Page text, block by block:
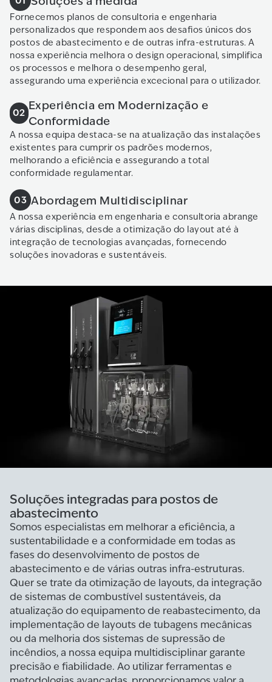
Fornecemos planos de consultoria e engenharia
personalizados que respondem aos desafios únicos dos
postos de abastecimento e de outras infra-estruturas. A
nossa experiência melhora o design operacional, simplifica
os processos e melhora o desempenho geral,
assegurando uma experiência excecional para o utilizador.
02
Experiência em Modernização e
Conformidade
A nossa equipa destaca-se na atualização das instalações
existentes para cumprir os padrões modernos,
melhorando a eficiência e assegurando a total
conformidade regulamentar.
03 Abordagem Multidisciplinar
A nossa experiência em engenharia e consultoria abrange
várias disciplinas, desde a otimização do layout até à
integração de tecnologias avançadas, fornecendo
soluções inovadoras e sustentáveis.
Soluções integradas para postos de
abastecimento
Somos especialistas em melhorar a eficiência, a
sustentabilidade e a conformidade em todas as
fases do desenvolvimento de postos de
abastecimento e de várias outras infra-estruturas.
Quer se trate da otimização de layouts, da integração
de sistemas de combustível sustentáveis, da
atualização do equipamento de reabastecimento, da
implementação de layouts de tubagens mecânicas
ou da melhoria dos sistemas de supressão de
incêndios, a nossa equipa multidisciplinar garante
precisão e fiabilidade. Ao utilizar ferramentas e